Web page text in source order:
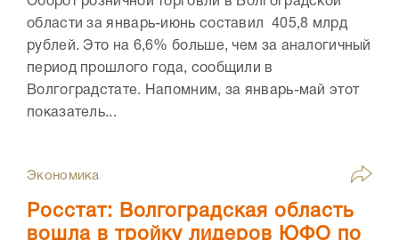
области за январь-июнь составил 405,8 млрд
рублей. Это на 6,6% больше, чем за аналогичный
период прошлого года, сообщили в
Волгоградстате. Напомним, за январь-май этот
показатель...
Экономика
Росстат: Волгоградская область
вошла в тройку лидеров ЮФО по